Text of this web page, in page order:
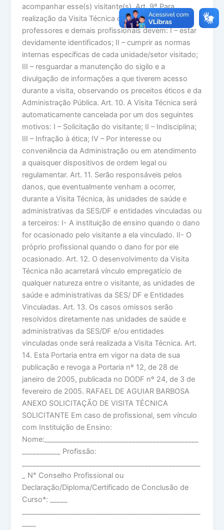
acompanhar esse(s) visitante(s). Art. 9º Para
realização da Visita Técnica os estudantes,
professores e demais profissionais devem: I – estar
devidamente identificados; II – cumprir as normas
internas específicas de cada unidade/setor visitado;
III – resguardar a manutenção do sigilo e a
divulgação de informações a que tiverem acesso
durante a visita, observando os preceitos éticos e da
Administração Pública. Art. 10. A Visita Técnica será
automaticamente cancelada por um dos seguintes
motivos: I – Solicitação do visitante; II – Indisciplina;
III – Infração à ética; IV – Por interesse ou
conveniência da Administração ou em atendimento
a quaisquer dispositivos de ordem legal ou
regulamentar. Art. 11. Serão responsáveis pelos
danos, que eventualmente venham a ocorrer,
durante a Visita Técnica, às unidades de saúde e
administrativas da SES/DF e entidades vinculadas ou
a terceiros: I- A instituição de ensino quando o dano
for ocasionado pelo visitante a ela vinculado. II- O
próprio profissional quando o dano for por ele
ocasionado. Art. 12. O desenvolvimento da Visita
Técnica não acarretará vínculo empregatício de
qualquer natureza entre o visitante, as unidades de
saúde e administrativas da SES/ DF e Entidades
Vinculadas. Art. 13. Os casos omissos serão
resolvidos diretamente nas unidades de saúde e
administrativas da SES/DF e/ou entidades
vinculadas onde será realizada a Visita Técnica. Art.
14. Esta Portaria entra em vigor na data de sua
publicação e revoga a Portaria nº 12, de 28 de
janeiro de 2005, publicada no DODF nº 24, de 3 de
fevereiro de 2005. RAFAEL DE AGUIAR BARBOSA
ANEXO SOLICITAÇÃO DE VISITA TÉCNICA
SOLICITANTE Em caso de profissional, sem vínculo
com Instituição de Ensino:
Nome:____________________________________________
___________ Profissão:
_ N° Conselho Profissional ou
Declaração/Diploma/Certificado de Conclusão de
Curso*: _____